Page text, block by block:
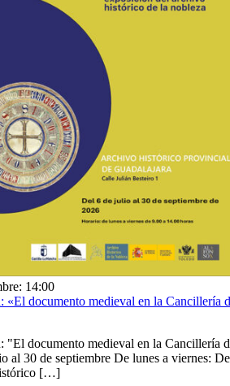
14:00
«El documento medieval en la Cancillería
"El documento medieval en la Cancillería
30 de septiembre De lunes a viernes: De
[…]